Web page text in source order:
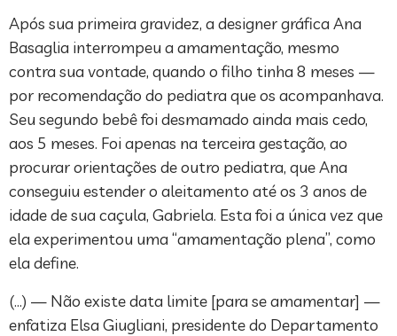
Após sua primeira gravidez, a designer gráfica Ana
Basaglia interrompeu a amamentação, mesmo
contra sua vontade, quando o filho tinha 8 meses —
por recomendação do pediatra que os acompanhava.
Seu segundo bebê foi desmamado ainda mais cedo,
aos 5 meses. Foi apenas na terceira gestação, ao
procurar orientações de outro pediatra, que Ana
conseguiu estender o aleitamento até os 3 anos de
idade de sua caçula, Gabriela. Esta foi a única vez que
ela experimentou uma “amamentação plena”, como
ela define.
(…) — Não existe data limite [para se amamentar] —
enfatiza Elsa Giugliani, presidente do Departamento